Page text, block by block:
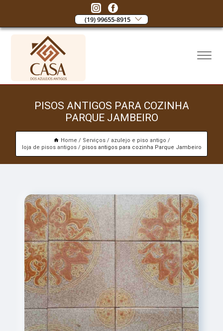
(19) 99655-8915
PISOS ANTIGOS PARA COZINHA
PARQUE JAMBEIRO
Home Serviços
azulejo e piso antigo
loja de pisos antigos
pisos antigos para cozinha Parque Jambeiro